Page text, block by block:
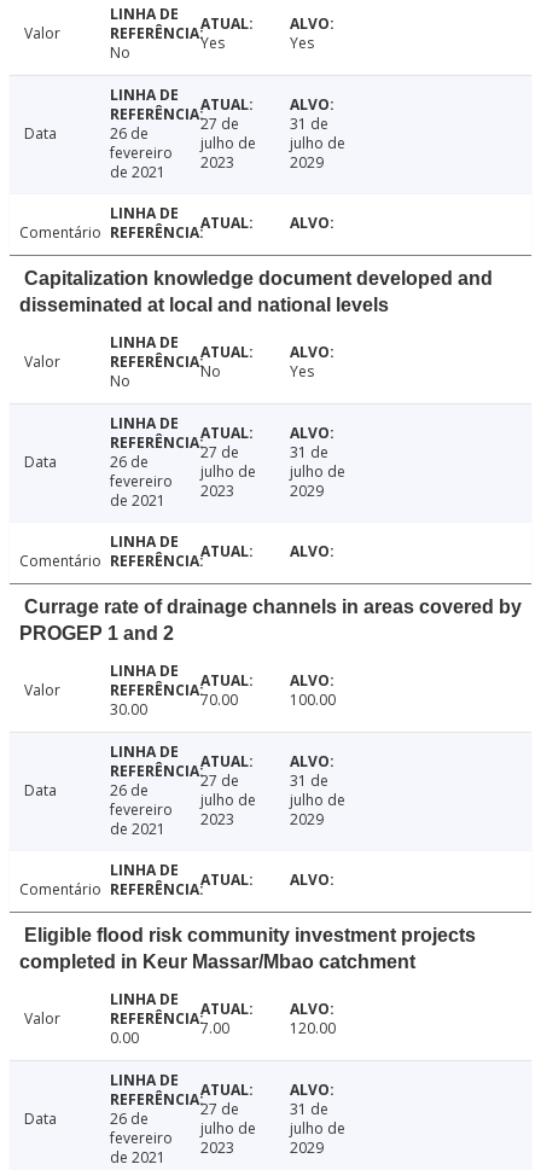
Valor
No
Yes Yes
Data
26 de
fevereiro
de 2021
27 de
julho de
2023
31 de
julho de
2029
Comentário
Capitalization knowledge document developed and
disseminated at local and national levels
Valor
No
No Yes
Data
26 de
fevereiro
de 2021
27 de
julho de
2023
31 de
julho de
2029
Comentário
Currage rate of drainage channels in areas covered by
PROGEP 1 and 2
Valor
30.00
70.00 100.00
Data
26 de
fevereiro
de 2021
27 de
julho de
2023
31 de
julho de
2029
Comentário
Eligible flood risk community investment projects
completed in Keur Massar/Mbao catchment
Valor
0.00
7.00 120.00
Data
26 de
fevereiro
de 2021
27 de
julho de
2023
31 de
julho de
2029